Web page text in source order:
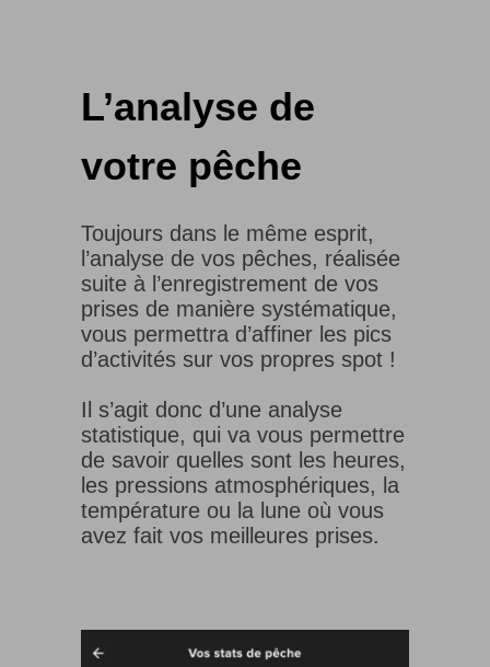
L’analyse de
votre pêche
Toujours dans le même esprit,
l’analyse de vos pêches, réalisée
suite à l’enregistrement de vos
prises de manière systématique,
vous permettra d’affiner les pics
d’activités sur vos propres spot !
Il s’agit donc d’une analyse
statistique, qui va vous permettre
de savoir quelles sont les heures,
les pressions atmosphériques, la
température ou la lune où vous
avez fait vos meilleures prises.